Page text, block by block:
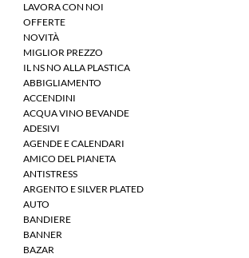
LAVORA CON NOI
OFFERTE
NOVITÀ
MIGLIOR PREZZO
IL NS NO ALLA PLASTICA
ABBIGLIAMENTO
ACCENDINI
ACQUA VINO BEVANDE
ADESIVI
AGENDE E CALENDARI
AMICO DEL PIANETA
ANTISTRESS
ARGENTO E SILVER PLATED
AUTO
BANDIERE
BANNER
BAZAR